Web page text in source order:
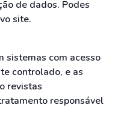
de dados. Podes
site.
sistemas com acesso
controlado, e as
revistas
responsável